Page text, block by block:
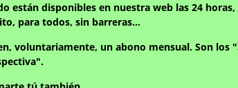
están disponibles en nuestra web las 24
para todos, sin barreras…
voluntariamente, un abono mensual. Son los